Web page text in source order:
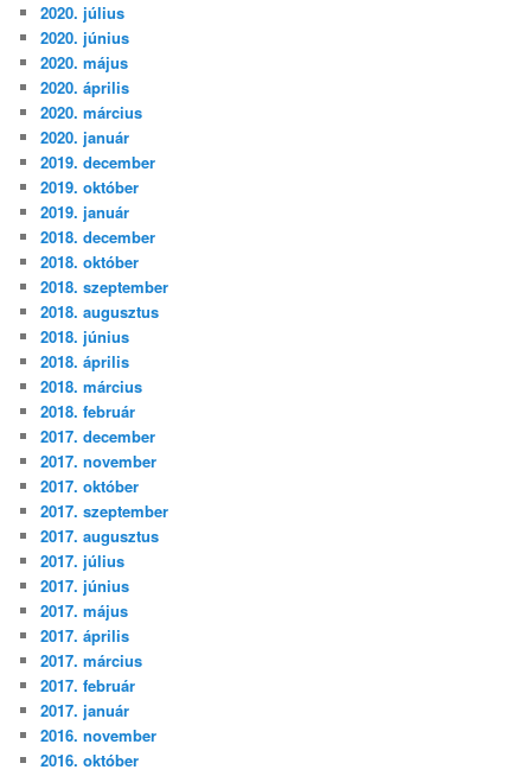
2020. július
2020. június
2020. május
2020. április
2020. március
2020. január
2019. december
2019. október
2019. január
2018. december
2018. október
2018. szeptember
2018. augusztus
2018. június
2018. április
2018. március
2018. február
2017. december
2017. november
2017. október
2017. szeptember
2017. augusztus
2017. július
2017. június
2017. május
2017. április
2017. március
2017. február
2017. január
2016. november
2016. október